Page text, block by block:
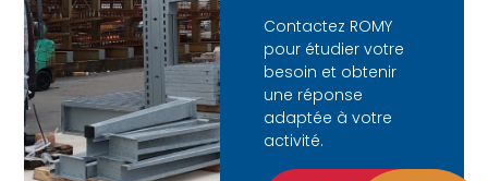
Contactez ROMY
pour étudier votre
besoin et obtenir
une réponse
adaptée à votre
activité.